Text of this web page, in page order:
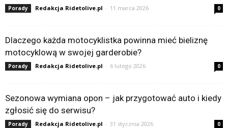
Porady Redakcja Ridetolive.pl - 11 marca 2026 0
Dlaczego każda motocyklistka powinna mieć bieliznę
motocyklową w swojej garderobie?
Porady Redakcja Ridetolive.pl - 6 lutego 2026 0
Sezonowa wymiana opon – jak przygotować auto i kiedy
zgłosić się do serwisu?
Porady Redakcja Ridetolive.pl - 31 stycznia 2026 0